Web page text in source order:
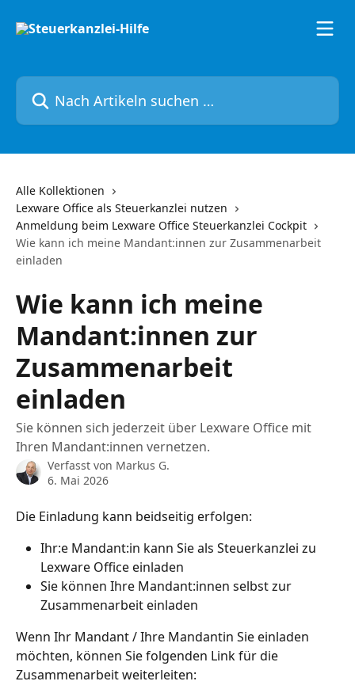
Nach Artikeln suchen …
Alle Kollektionen
Lexware Office als Steuerkanzlei nutzen
Anmeldung beim Lexware Office Steuerkanzlei Cockpit
Wie kann ich meine Mandant:innen zur Zusammenarbeit
einladen
Wie kann ich meine
Mandant:innen zur
Zusammenarbeit
einladen
Sie können sich jederzeit über Lexware Office mit
Ihren Mandant:innen vernetzen.
Verfasst von Markus G.
6. Mai 2026
Die Einladung kann beidseitig erfolgen:
Ihr:e Mandant:in kann Sie als Steuerkanzlei zu
Lexware Office einladen
Sie können Ihre Mandant:innen selbst zur
Zusammenarbeit einladen​
Wenn Ihr Mandant / Ihre Mandantin Sie einladen
möchten, können Sie folgenden Link für die
Zusammenarbeit weiterleiten: